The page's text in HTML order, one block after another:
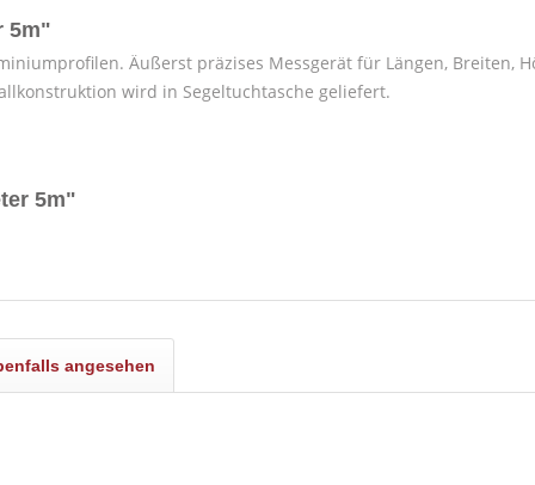
5m"
Äußerst präzises Messgerät für Längen, Breiten,
wird in Segeltuchtasche geliefert.
5m"
angesehen